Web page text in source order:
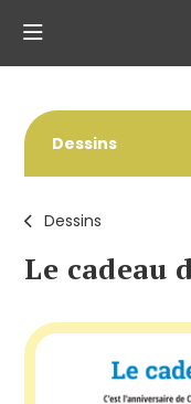
Dessins
Le cadeau
Dessins